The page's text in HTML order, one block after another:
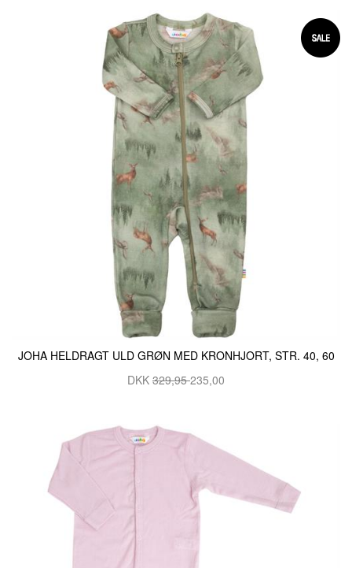
JOHA HELDRAGT ULD GRØN MED KRONHJORT, STR. 40, 60
DKK 329,95235,00